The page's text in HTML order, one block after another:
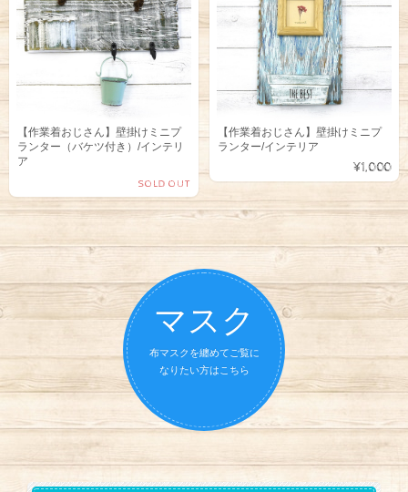
【作業着おじさん】壁掛けミニプ
ランター（バケツ付き）/インテリ
ア
SOLD OUT
【作業着おじさん】壁掛けミニプ
ランター/インテリア
¥1,000
マスク
布マスクを纏めてご覧に
なりたい方はこちら